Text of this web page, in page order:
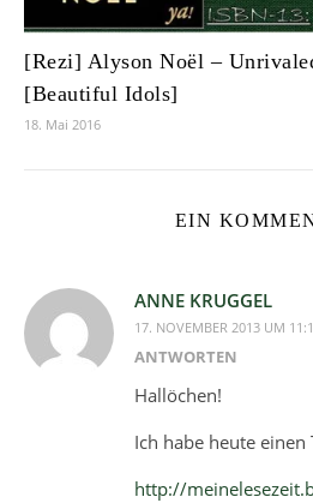
[Rezi] Alyson Noël –
[Beautiful Idols]
18. Mai 2016
EIN
ANNE KRUGGEL
17. NOVEMBER 2013 UM
ANTWORTEN
Hallöchen!
Ich habe heute einen
http://